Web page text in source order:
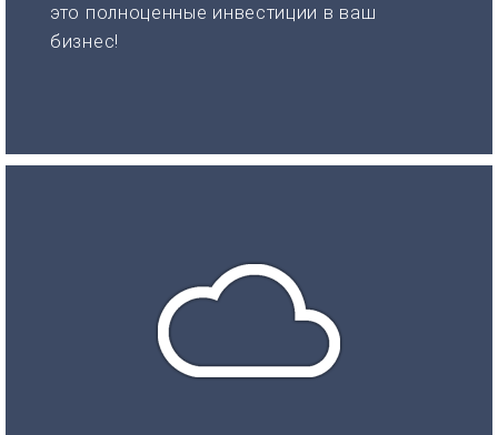
это полноценные инвестиции в ваш
бизнес!